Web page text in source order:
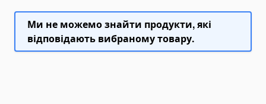
Hand Pumps
Electric Hydraulic Pumps
Pneumatic Hydraulic Pumps
Ми не можемо знайти продукти, які
відповідають вибраному товару.